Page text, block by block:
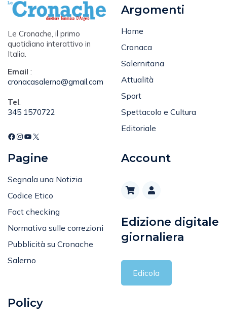
Le Cronache, il primo
quotidiano interattivo in
Italia.
Email :
cronacasalerno@gmail.com
Tel:
345 1570722
Argomenti
Home
Cronaca
Salernitana
Attualità
Sport
Spettacolo e Cultura
Editoriale
Pagine
Segnala una Notizia
Codice Etico
Fact checking
Normativa sulle correzioni
Pubblicità su Cronache
Salerno
Account
Edizione digitale
giornaliera
Edicola
Policy